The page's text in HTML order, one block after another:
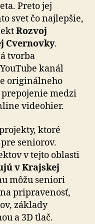
Preto jej
svet čo najlepšie,
Rozvoj
Cvernovky.
tvorba
kanál
originálneho
medzi
videohier.
ktoré
seniorov.
v tejto oblasti
v Krajskej
môžu seniori
pripravenosť,
základy
a 3D tlač.